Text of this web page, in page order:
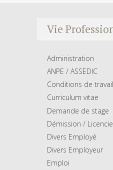
Vie
Administration
ANPE / ASSEDIC
Conditions de
Curriculum vitae
Demande de stage
Démission /
Divers Employé
Divers Employeur
Emploi